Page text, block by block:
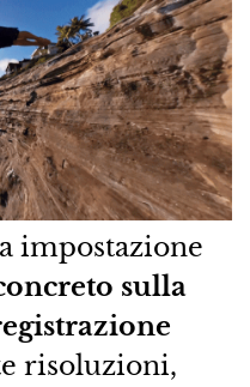
impostazione
sulla
risoluzioni,